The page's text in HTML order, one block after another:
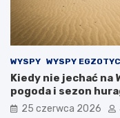
WYSPY WYSPY
Kiedy nie jechać na
pogoda i sezon
25 czerwca 2026